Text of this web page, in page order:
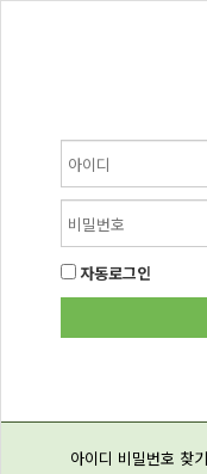
자동로그인
아이디 비밀번호 찾기